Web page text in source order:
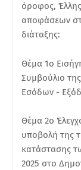
όροφος,
αποφάσεων
διάταξης:
Θέμα 1ο
Συμβούλιο
Εσόδων -
Θέμα 2ο
υποβολή της
κατάστασης
2025 στο